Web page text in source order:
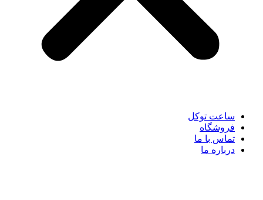
ساعت توکل
فروشگاه
تماس با ما
درباره ما